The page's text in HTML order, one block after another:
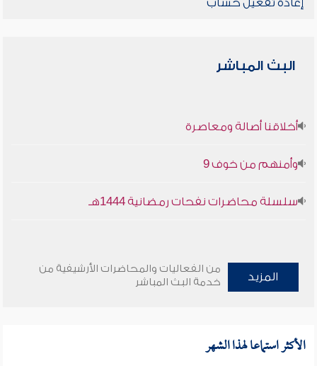
إعادة تفعيل حساب
البث المباشر
أخلاقنا أصالة ومعاصرة
وأمنهم من خوف 9
سلسلة محاضرات نفحات رمضانية 1444هـ
المزيد
من الفعاليات والمحاضرات الأرشيفية من
خدمة البث المباشر
الأكثر استماعا لهذا الشهر